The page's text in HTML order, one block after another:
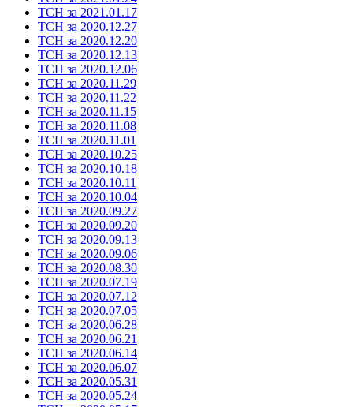
ТСН за 2021.01.17
ТСН за 2020.12.27
ТСН за 2020.12.20
ТСН за 2020.12.13
ТСН за 2020.12.06
ТСН за 2020.11.29
ТСН за 2020.11.22
ТСН за 2020.11.15
ТСН за 2020.11.08
ТСН за 2020.11.01
ТСН за 2020.10.25
ТСН за 2020.10.18
ТСН за 2020.10.11
ТСН за 2020.10.04
ТСН за 2020.09.27
ТСН за 2020.09.20
ТСН за 2020.09.13
ТСН за 2020.09.06
ТСН за 2020.08.30
ТСН за 2020.07.19
ТСН за 2020.07.12
ТСН за 2020.07.05
ТСН за 2020.06.28
ТСН за 2020.06.21
ТСН за 2020.06.14
ТСН за 2020.06.07
ТСН за 2020.05.31
ТСН за 2020.05.24